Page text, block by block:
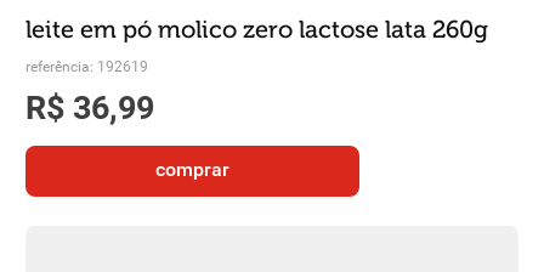
leite em pó molico zero lactose lata 260g
referência: 192619
R$ 36,99
comprar
6º biscoito
7º vinhos
detergente